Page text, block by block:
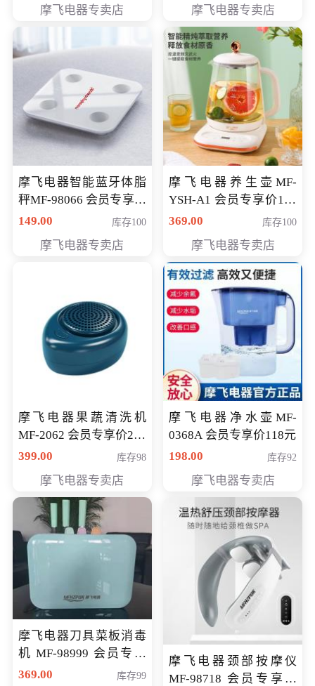
摩飞电器专卖店 摩飞电器专卖店
摩飞电器智能蓝牙体脂
秤MF-98066 会员专享价
98元
149.00 库存100
摩飞电器专卖店
摩飞电器养生壶MF-
YSH-A1 会员专享价198
元
369.00 库存100
摩飞电器专卖店
摩飞电器果蔬清洗机
MF-2062 会员专享价268
元
399.00 库存98
摩飞电器专卖店
摩飞电器净水壶MF-
0368A 会员专享价118元
198.00
库存92
摩飞电器专卖店
摩飞电器刀具菜板消毒
机 MF-98999 会员专享
价286元
369.00 库存99
摩飞电器颈部按摩仪
MF-98718 会员专享价